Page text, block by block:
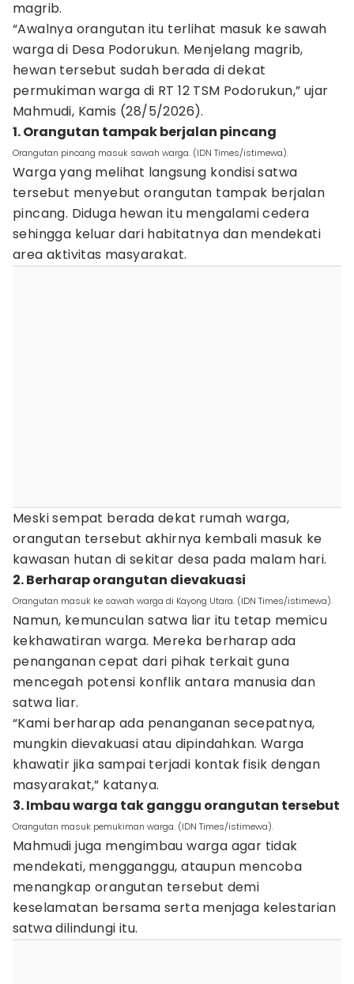
magrib.
“Awalnya orangutan itu terlihat masuk ke sawah
warga di Desa Podorukun. Menjelang magrib,
hewan tersebut sudah berada di dekat
permukiman warga di RT 12 TSM Podorukun,” ujar
Mahmudi, Kamis (28/5/2026).
1. Orangutan tampak berjalan pincang
Orangutan pincang masuk sawah warga. (IDN Times/istimewa).
Warga yang melihat langsung kondisi satwa
tersebut menyebut orangutan tampak berjalan
pincang. Diduga hewan itu mengalami cedera
sehingga keluar dari habitatnya dan mendekati
area aktivitas masyarakat.
Meski sempat berada dekat rumah warga,
orangutan tersebut akhirnya kembali masuk ke
kawasan hutan di sekitar desa pada malam hari.
2. Berharap orangutan dievakuasi
Orangutan masuk ke sawah warga di Kayong Utara. (IDN Times/istimewa).
Namun, kemunculan satwa liar itu tetap memicu
kekhawatiran warga. Mereka berharap ada
penanganan cepat dari pihak terkait guna
mencegah potensi konflik antara manusia dan
satwa liar.
“Kami berharap ada penanganan secepatnya,
mungkin dievakuasi atau dipindahkan. Warga
khawatir jika sampai terjadi kontak fisik dengan
masyarakat,” katanya.
3. Imbau warga tak ganggu orangutan tersebut
Orangutan masuk pemukiman warga. (IDN Times/istimewa).
Mahmudi juga mengimbau warga agar tidak
mendekati, mengganggu, ataupun mencoba
menangkap orangutan tersebut demi
keselamatan bersama serta menjaga kelestarian
satwa dilindungi itu.